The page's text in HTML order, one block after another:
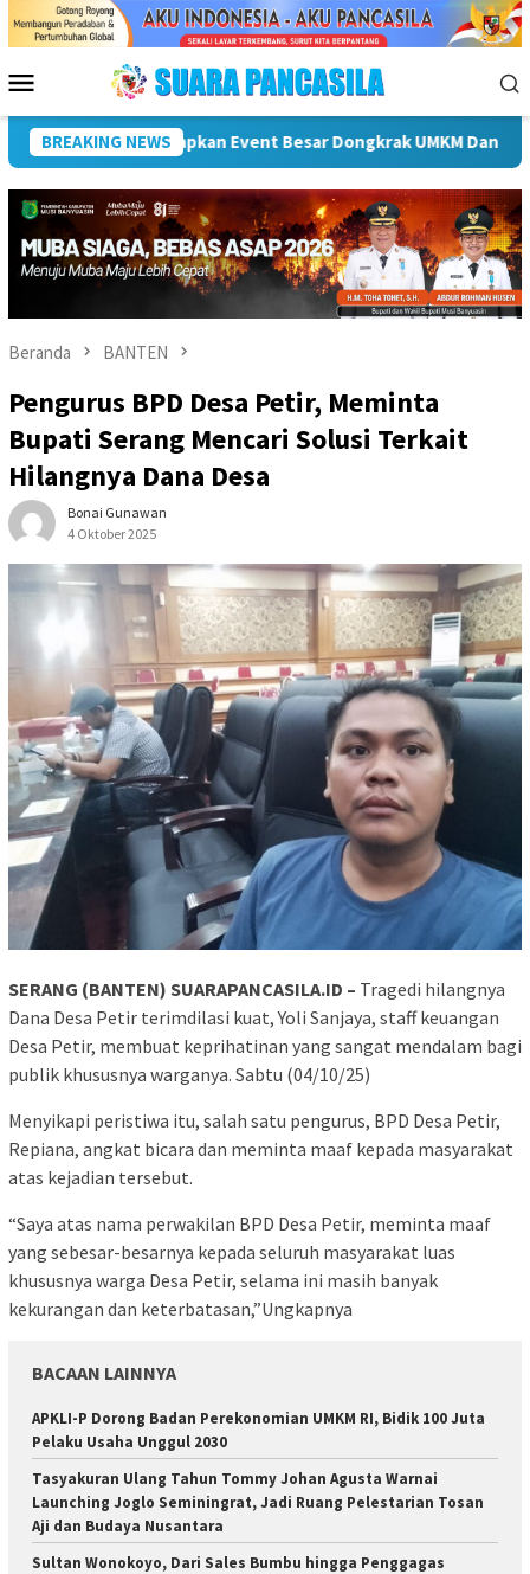
Menu
Mobile
BREAKING NEWS
Plt Bupati Hendri Dukung Percepatan Penyaluran DAK Fisik
Beranda BANTEN
Pengurus BPD Desa Petir, Meminta
Bupati Serang Mencari Solusi Terkait
Hilangnya Dana Desa
Bonai Gunawan
4 Oktober 2025
SERANG (BANTEN) SUARAPANCASILA.ID – Tragedi hilangnya
Dana Desa Petir terimdilasi kuat, Yoli Sanjaya, staff keuangan
Desa Petir, membuat keprihatinan yang sangat mendalam bagi
publik khususnya warganya. Sabtu (04/10/25)
Menyikapi peristiwa itu, salah satu pengurus, BPD Desa Petir,
Repiana, angkat bicara dan meminta maaf kepada masyarakat
atas kejadian tersebut.
“Saya atas nama perwakilan BPD Desa Petir, meminta maaf
yang sebesar-besarnya kepada seluruh masyarakat luas
khususnya warga Desa Petir, selama ini masih banyak
kekurangan dan keterbatasan,”Ungkapnya
BACAAN LAINNYA
APKLI-P Dorong Badan Perekonomian UMKM RI, Bidik 100 Juta
Pelaku Usaha Unggul 2030
Tasyakuran Ulang Tahun Tommy Johan Agusta Warnai
Launching Joglo Seminingrat, Jadi Ruang Pelestarian Tosan
Aji dan Budaya Nusantara
Sultan Wonokoyo, Dari Sales Bumbu hingga Penggagas